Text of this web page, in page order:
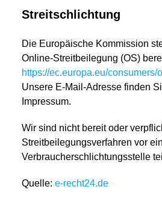
Streitschlichtung
Die Europäische Kommission
Online-Streitbeilegung (OS)
https://ec.europa.eu/consumers/
Unsere E-Mail-Adresse finden
Impressum.
Wir sind nicht bereit oder
Streitbeilegungsverfahren vor
Verbraucherschlichtungsstelle
Quelle: e-recht24.de